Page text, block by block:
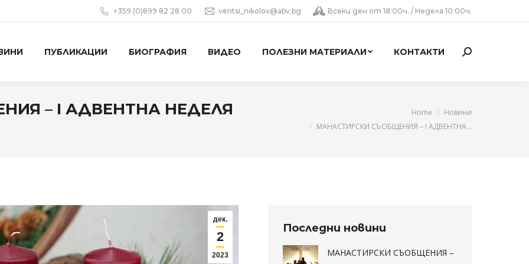
+359 (0)899 82 28 00 ventsi_nikolov@abv.bg Всеки ден от 18:00ч. / Неделя 10:00ч.
ПУБЛИКАЦИИ БИОГРАФИЯ ВИДЕО ПОЛЕЗНИ МАТЕРИАЛИ КОНТАКТИ Search:
– I АДВЕНТНА НЕДЕЛЯ
Home
Новини
МАНАСТИРСКИ СЪОБЩЕНИЯ – I АДВЕНТНА…
дек.
2
2023
Последни новини
МАНАСТИРСКИ СЪОБЩЕНИЯ –